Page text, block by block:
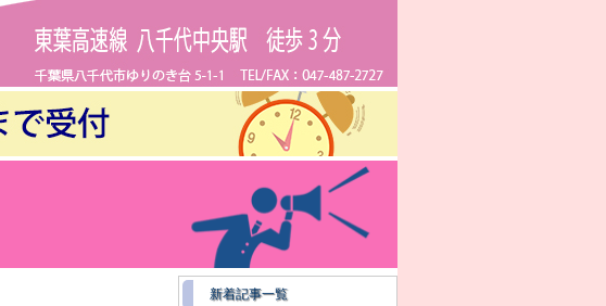
新着記事一覧